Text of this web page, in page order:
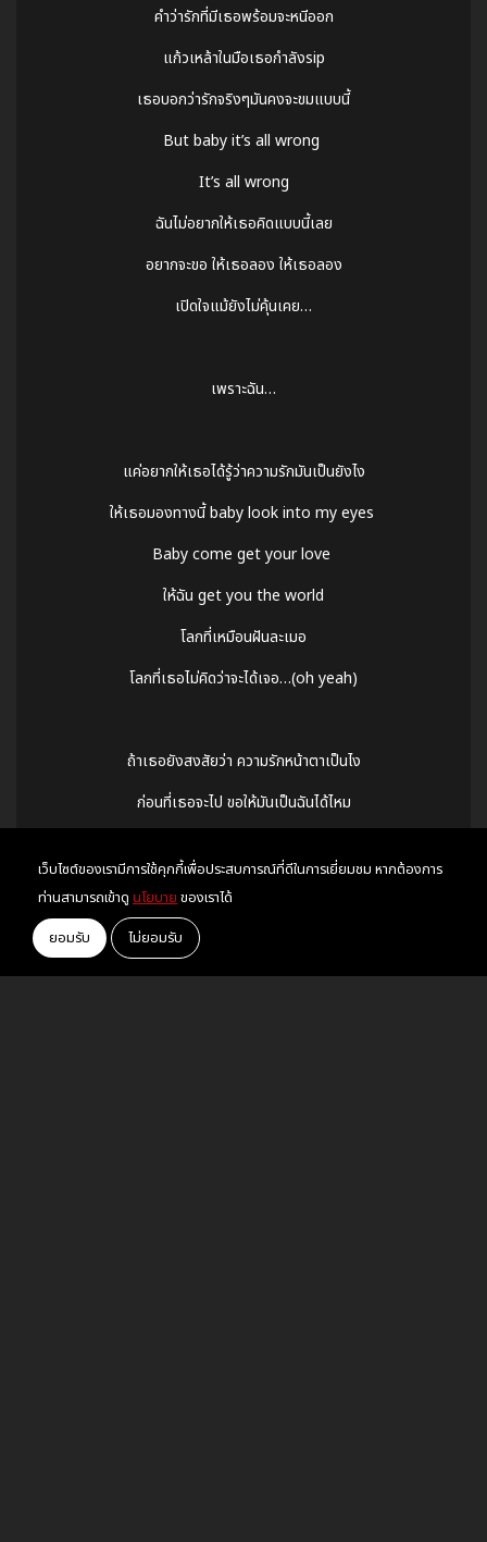
คำว่ารักที่มีเธอพร้อมจะหนีออก
แก้วเหล้าในมือเธอกำลังsip
เธอบอกว่ารักจริงๆมันคงจะขมแบบนี้
But baby it’s all wrong
It’s all wrong
ฉันไม่อยากให้เธอคิดแบบนี้เลย
อยากจะขอ ให้เธอลอง ให้เธอลอง
เปิดใจแม้ยังไม่คุ้นเคย…
เพราะฉัน…
แค่อยากให้เธอได้รู้ว่าความรักมันเป็นยังไง
ให้เธอมองทางนี้ baby look into my eyes
Baby come get your love
ให้ฉัน get you the world
โลกที่เหมือนฝันละเมอ
โลกที่เธอไม่คิดว่าจะได้เจอ…(oh yeah)
ถ้าเธอยังสงสัยว่า ความรักหน้าตาเป็นไง
ก่อนที่เธอจะไป ขอให้มันเป็นฉันได้ไหม
คนที่เธอเปิด
ให้ฉันรักให้เธอได้รู้…
เว็บไซต์ของเรามีการใช้คุกกี้เพื่อประสบการณ์ที่ดีในการเยี่ยมชม หากต้องการ
ท่านสามารถเข้าดู นโยบายของเราได้
ยอมรับ
ไม่ยอมรับ